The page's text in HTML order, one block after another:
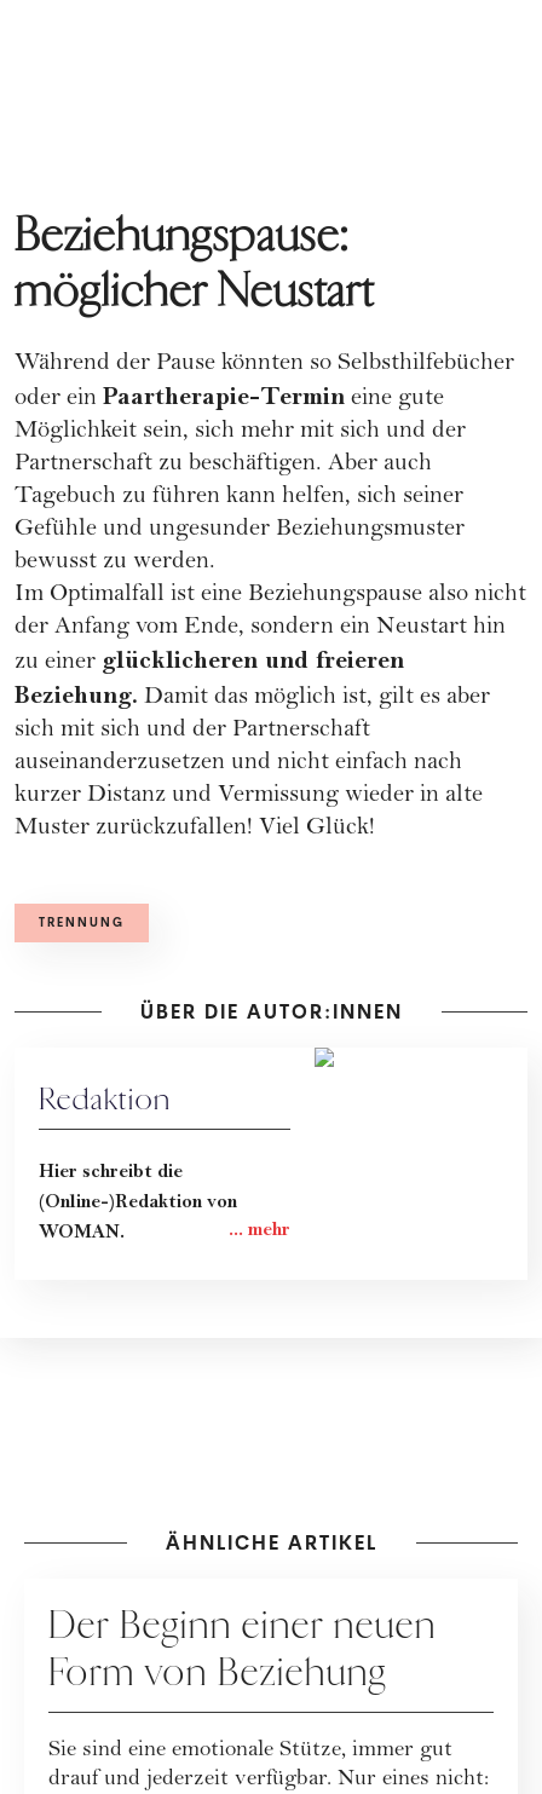
Beziehungspause:
möglicher Neustart
Während der Pause könnten so Selbsthilfebücher
oder ein Paartherapie-Termin eine gute
Möglichkeit sein, sich mehr mit sich und der
Partnerschaft zu beschäftigen. Aber auch
Tagebuch zu führen kann helfen, sich seiner
Gefühle und ungesunder Beziehungsmuster
bewusst zu werden.
Im Optimalfall ist eine Beziehungspause also nicht
der Anfang vom Ende, sondern ein Neustart hin
zu einer glücklicheren und freieren
Beziehung. Damit das möglich ist, gilt es aber
sich mit sich und der Partnerschaft
auseinanderzusetzen und nicht einfach nach
kurzer Distanz und Vermissung wieder in alte
Muster zurückzufallen! Viel Glück!
TRENNUNG
ÜBER DIE AUTOR:INNEN
Redaktion
Hier schreibt die
(Online-)Redaktion von
WOMAN.
ÄHNLICHE ARTIKEL
Der Beginn einer neuen
Form von Beziehung
Sie sind eine emotionale Stütze, immer gut
drauf und jederzeit verfügbar. Nur eines nicht: